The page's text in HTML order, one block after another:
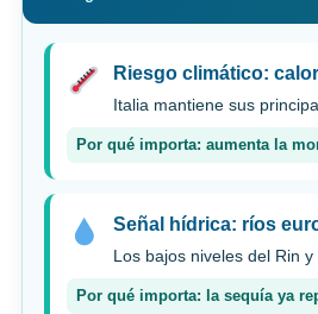
Riesgo climático:
Italia mantiene sus
Por qué importa: aumenta la
Señal hídrica: ríos
Los bajos niveles del Rin
Por qué importa: la sequía ya